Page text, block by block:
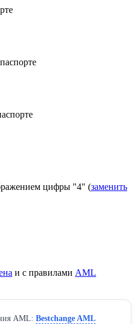
цифры "4" (заменить
и с правилами AML
AML: Bestchange AML